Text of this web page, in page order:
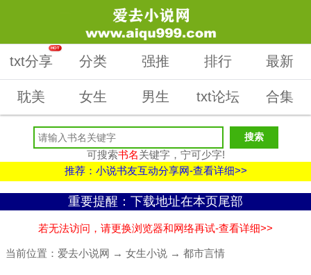
txt分享
HOT
分类 强推 排行 最新
耽美 女生 男生 txt论坛 合集
可搜索书名关键字，宁可少字!
推荐：小说书友互动分享网-查看详细>>
重要提醒：下载地址在本页尾部
若无法访问，请更换浏览器和网络再试-查看详细>>
当前位置： 爱去小说网 → 女生小说 → 都市言情